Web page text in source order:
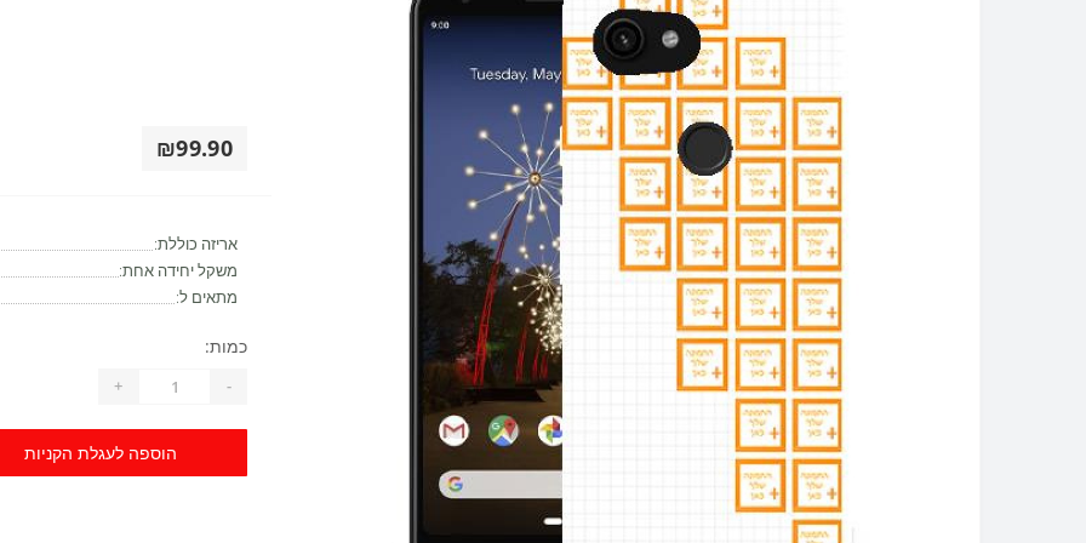
₪99.90
אריזה כוללת:
משקל יחידה אחת:
מתאים ל:
כמות:
-
+
הוספה לעגלת הקניות